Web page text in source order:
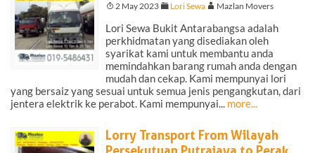
T 2 May 2023 F Lori Sewa A Mazlan Movers
Lori Sewa Bukit Antarabangsa adalah
perkhidmatan yang disediakan oleh
syarikat kami untuk membantu anda
memindahkan barang rumah anda dengan
mudah dan cekap. Kami mempunyai lori
yang bersaiz yang sesuai untuk semua jenis pengangkutan, dari
jentera elektrik ke perabot. Kami mempunyai... more...
Lorry Transport From Wilayah